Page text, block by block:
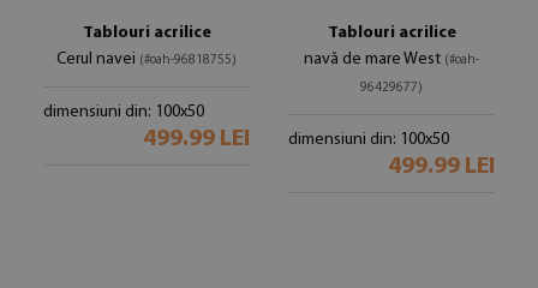
Tablouri acrilice
Cerul navei (#oah-96818755)
dimensiuni din: 100x50
499.99 LEI
Tablouri acrilice
navă de mare West (#oah-
96429677)
dimensiuni din: 100x50
499.99 LEI